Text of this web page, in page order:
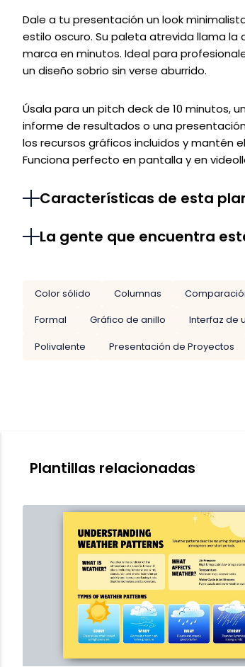
Dale a tu presentación un look
estilo oscuro. Su paleta atrevida llama
marca en minutos. Ideal para
un diseño sobrio sin verse aburrido.
Úsala para un pitch deck de 10 minutos,
informe de resultados o una
los recursos gráficos incluidos y mantén
Funciona perfecto en pantalla y en
Características de esta
La gente que encuentra
Color sólido Columnas
Formal
Gráfico de anillo Interfaz de
Polivalente
Presentación de Proyectos
Plantillas relacionadas